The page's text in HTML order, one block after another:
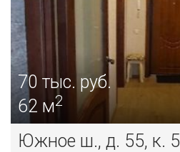
70 тыс. руб.
62 м2
Южное ш., д. 55, к. 5